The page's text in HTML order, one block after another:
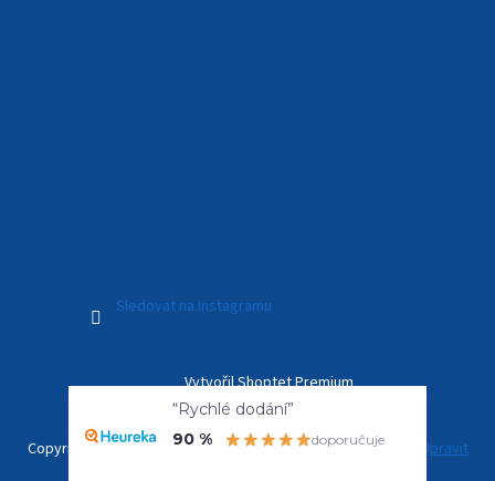
Sledovat na Instagramu
Vytvořil Shoptet Premium
Copyright 2026Kamerový Svět . Všechna práva vyhrazena.
Upravit
“Rychlé dodání”
90 %
doporučuje